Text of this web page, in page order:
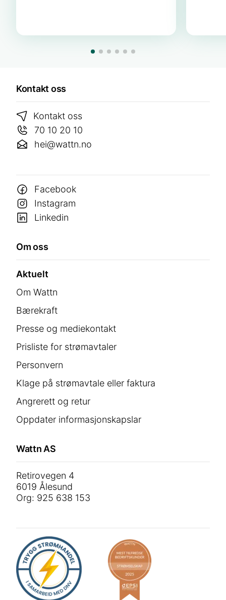
Kontakt oss
Kontakt oss
70 10 20 10
hei@wattn.no
Facebook
Instagram
Linkedin
Om oss
Aktuelt
Om Wattn
Bærekraft
Presse og mediekontakt
Prisliste for strømavtaler
Personvern
Klage på strømavtale eller faktura
Angrerett og retur
Oppdater informasjonskapslar
Wattn AS
Retirovegen 4
6019 Ålesund
Org: 925 638 153